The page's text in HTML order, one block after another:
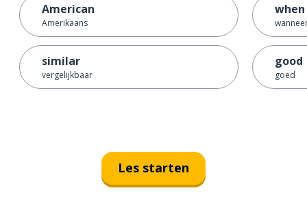
American
Amerikaans
similar
vergelijkbaar
when
good
goed
Les starten